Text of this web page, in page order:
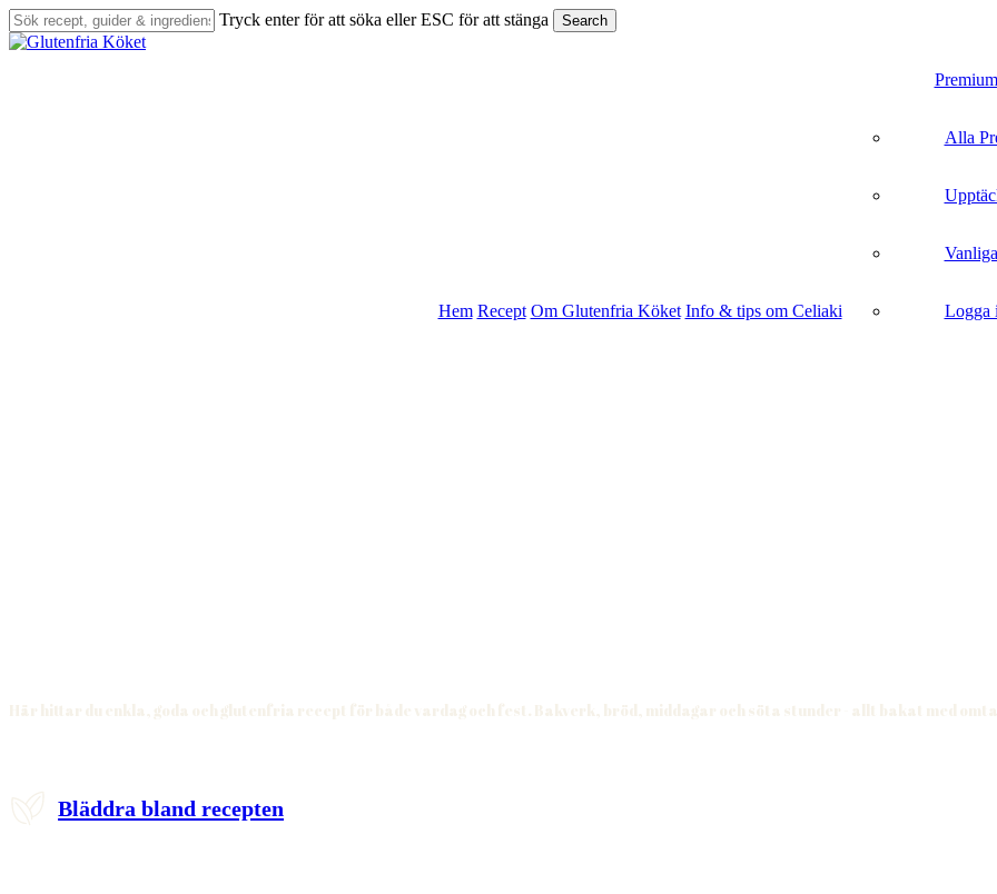
Skip
to
Tryck enter för att söka eller ESC för att stänga Search
Close
Hem Recept Om Glutenfria Köket Info & tips om Celiaki
Premium
Alla
Logga
Bläddra bland recepten